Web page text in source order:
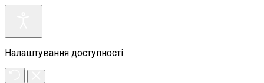
Налаштування доступності